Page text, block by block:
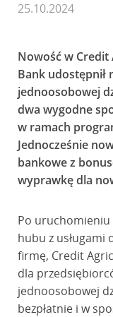
25.10.2024
Nowość w
Bank udostępnił
jednoosobowej
dwa wygodne
w ramach
Jednocześnie
bankowe z
wyprawkę dla
Po uruchomieniu
hubu z usługami
firmę, Credit
dla
jednoosobowej
bezpłatnie i w